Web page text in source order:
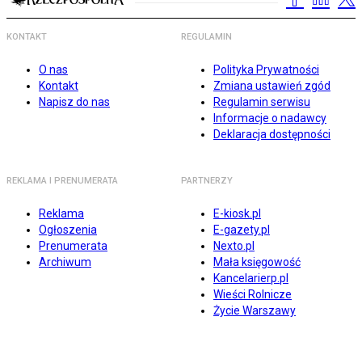
KONTAKT
O nas
Kontakt
Napisz do nas
REGULAMIN
Polityka Prywatności
Zmiana ustawień zgód
Regulamin serwisu
Informacje o nadawcy
Deklaracja dostępności
REKLAMA I PRENUMERATA
Reklama
Ogłoszenia
Prenumerata
Archiwum
PARTNERZY
E-kiosk.pl
E-gazety.pl
Nexto.pl
Mała księgowość
Kancelarierp.pl
Wieści Rolnicze
Życie Warszawy